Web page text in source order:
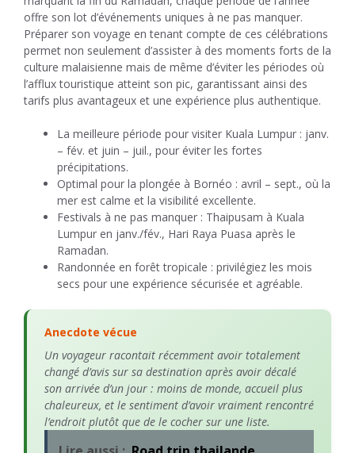
offre son lot d’événements uniques à ne pas manquer.
Préparer son voyage en tenant compte de ces célébrations
permet non seulement d’assister à des moments forts de la
culture malaisienne mais de même d’éviter les périodes où
l’afflux touristique atteint son pic, garantissant ainsi des
tarifs plus avantageux et une expérience plus authentique.
La meilleure période pour visiter Kuala Lumpur : janv.
– fév. et juin – juil., pour éviter les fortes
précipitations.
Optimal pour la plongée à Bornéo : avril – sept., où la
mer est calme et la visibilité excellente.
Festivals à ne pas manquer : Thaipusam à Kuala
Lumpur en janv./fév., Hari Raya Puasa après le
Ramadan.
Randonnée en forêt tropicale : privilégiez les mois
secs pour une expérience sécurisée et agréable.
Anecdote vécue
Un voyageur racontait récemment avoir totalement
changé d’avis sur sa destination après avoir décalé
son arrivée d’un jour : moins de monde, accueil plus
chaleureux, et le sentiment d’avoir vraiment rencontré
l’endroit plutôt que de le cocher sur une liste.